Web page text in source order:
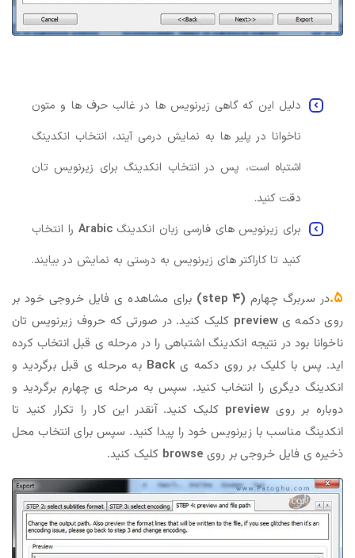
دلیل این که گاهی زیرنویس ها در غالب حرف ها و متون
ناخوانا در پلیر ها به نمایش درمی آیند، انتخاب انکدینگ
اشتباه است، پس در انتخاب انکدینگ برای زیرنویس تان
دقت کنید.
برای زیرنویس های فارسی زبان انکدینگArabic را انتخاب
کنید تا کاراکتر های زیرنویس به درستی به نمایش در بیایند.
۵. در سربرگ چهارم (step 4)
برای مشاهده ی فایل خروجی خود بر
روی دکمه یpreview کلیک کنید. در صورتی که حروف زیرنویس تان
ناخوانا بود در نتیجه انکدینگ اشتباهی را در مرحله ی قبل انتخاب کرده
اید. پس با کلیک بر روی دکمه ی Back به مرحله ی قبل برگردید و
انکدینگ دیگری را انتخاب کنید. سپس به مرحله ی چهارم برگردید و
دوباره بر روی preview کلیک کنید. آنقدر این کار را تکرار کنید تا
انکدینگ مناسب با زیرنویس خود را پیدا کنید. سپس برای انتخاب محل
ذخیره ی فایل خروجی بر روی browse کلیک کنید.